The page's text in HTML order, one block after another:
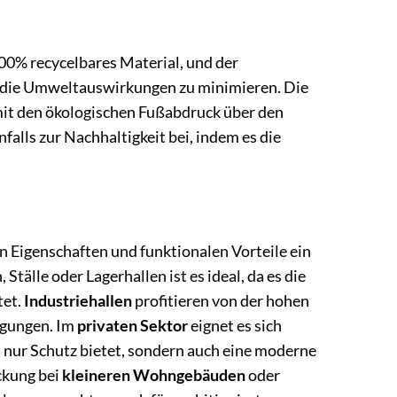
recycelbares Material, und der
Umweltauswirkungen zu minimieren. Die
den ökologischen Fußabdruck über den
zur Nachhaltigkeit bei, indem es die
Eigenschaften und funktionalen Vorteile ein
Ställe oder Lagerhallen ist es ideal, da es die
Industriehallenprofitieren von der hohen
Im privaten Sektoreignet es sich
nur Schutz bietet, sondern auch eine moderne
bei kleineren Wohngebäudenoder